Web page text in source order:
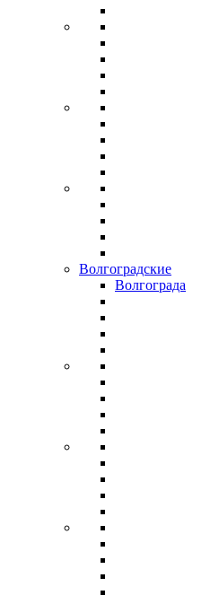
Волгоградские
Волгограда